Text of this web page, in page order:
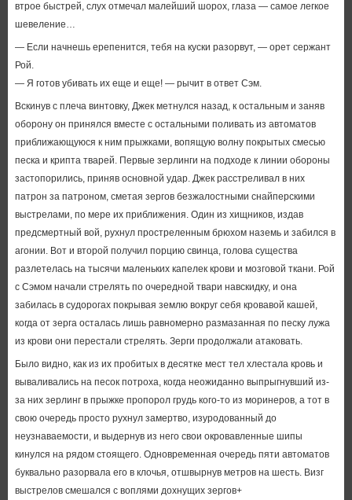
втрое быстрей, слух отмечал малейший шорох, глаза — самое легкое
шевеление…
— Если начнешь ерепенится, тебя на куски разорвут, — орет сержант
Рой.
— Я готов убивать их еще и еще! — рычит в ответ Сэм.
Вскинув с плеча винтовку, Джек метнулся назад, к остальным и заняв
оборону он принялся вместе с остальными поливать из автоматов
приближающуюся к ним прыжками, вопящую волну покрытых смесью
песка и крипта тварей. Первые зерлинги на подходе к линии обороны
застопорились, приняв основной удар. Джек расстреливал в них
патрон за патроном, сметая зергов безжалостными снайперскими
выстрелами, по мере их приближения. Один из хищников, издав
предсмертный вой, рухнул простреленным брюхом наземь и забился в
агонии. Вот и второй получил порцию свинца, голова существа
разлетелась на тысячи маленьких капелек крови и мозговой ткани. Рой
с Сэмом начали стрелять по очередной твари навскидку, и она
забилась в судорогах покрывая землю вокруг себя кровавой кашей,
когда от зерга осталась лишь равномерно размазанная по песку лужа
из крови они перестали стрелять. Зерги продолжали атаковать.
Было видно, как из их пробитых в десятке мест тел хлестала кровь и
вываливались на песок потроха, когда неожиданно выпрыгнувший из-
за них зерлинг в прыжке пропорол грудь кого-то из моринеров, а тот в
свою очередь просто рухнул замертво, изуродованный до
неузнаваемости, и выдернув из него свои окровавленные шипы
кинулся на рядом стоящего. Одновременная очередь пяти автоматов
буквально разорвала его в клочья, отшвырнув метров на шесть. Визг
выстрелов смешался с воплями дохнущих зергов+